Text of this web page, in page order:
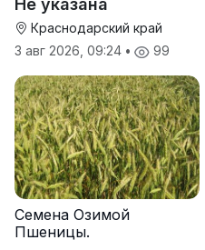
Не указана
Краснодарский край
3 авг 2026, 09:24 • 99
Семена Озимой
Пшеницы.